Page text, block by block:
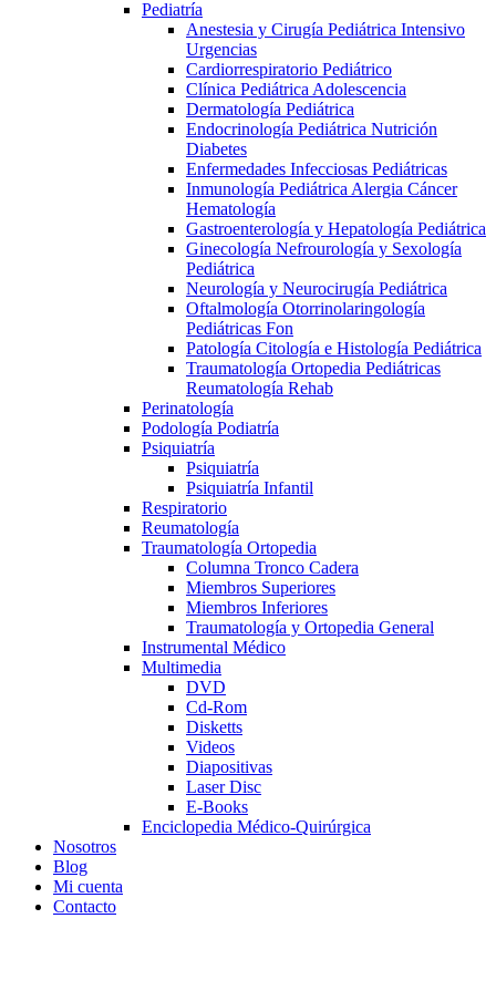
Pediatría
Anestesia y Cirugía Pediátrica Intensivo
Urgencias
Cardiorrespiratorio Pediátrico
Clínica Pediátrica Adolescencia
Dermatología Pediátrica
Endocrinología Pediátrica Nutrición
Diabetes
Enfermedades Infecciosas Pediátricas
Inmunología Pediátrica Alergia Cáncer
Hematología
Gastroenterología y Hepatología Pediátrica
Ginecología Nefrourología y Sexología
Pediátrica
Neurología y Neurocirugía Pediátrica
Oftalmología Otorrinolaringología
Pediátricas Fon
Patología Citología e Histología Pediátrica
Traumatología Ortopedia Pediátricas
Reumatología Rehab
Perinatología
Podología Podiatría
Psiquiatría
Psiquiatría
Psiquiatría Infantil
Respiratorio
Reumatología
Traumatología Ortopedia
Columna Tronco Cadera
Miembros Superiores
Miembros Inferiores
Traumatología y Ortopedia General
Instrumental Médico
Multimedia
DVD
Cd-Rom
Disketts
Videos
Diapositivas
Laser Disc
E-Books
Enciclopedia Médico-Quirúrgica
Nosotros
Blog
Mi cuenta
Contacto